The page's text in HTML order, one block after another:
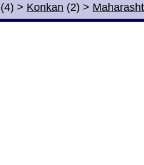
(4) > Konkan (2) >